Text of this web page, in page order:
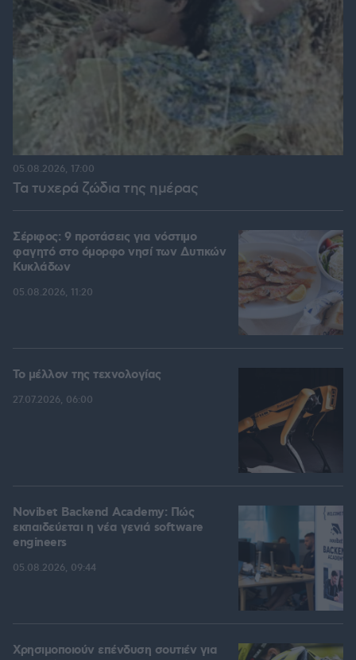
Τα τυχερά ζώδια της ημέρας
05.08.2026, 17:00
Σέριφος: 9 προτάσεις για νόστιμο
φαγητό στο όμορφο νησί των Δυτικών
Κυκλάδων
05.08.2026, 11:20
Το μέλλον της τεχνολογίας
27.07.2026, 06:00
Novibet Backend Academy: Πώς
εκπαιδεύεται η νέα γενιά software
engineers
05.08.2026, 09:44
Χρησιμοποιούν επένδυση σουτιέν για